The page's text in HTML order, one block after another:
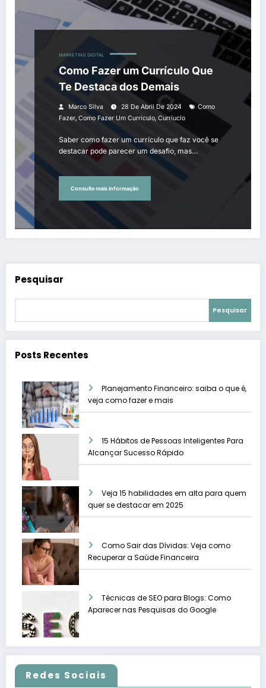
MARKETING DIGITAL
Como Fazer um Currículo Que
Te Destaca dos Demais
Marco Silva 28 De Abril De 2024
Como
Fazer, Como Fazer Um Currículo, Curríuclo
Saber como fazer um currículo que faz você se
destacar pode parecer um desafio, mas…
Consulte mais informação
Pesquisar
Pesquisar
Posts Recentes
Planejamento Financeiro: saiba o que é,
veja como fazer e mais
15 Hábitos de Pessoas Inteligentes Para
Alcançar Sucesso Rápido
Veja 15 habilidades em alta para quem
quer se destacar em 2025
Como Sair das Dívidas: Veja como
Recuperar a Saúde Financeira
Técnicas de SEO para Blogs: Como
Aparecer nas Pesquisas do Google
Redes Sociais